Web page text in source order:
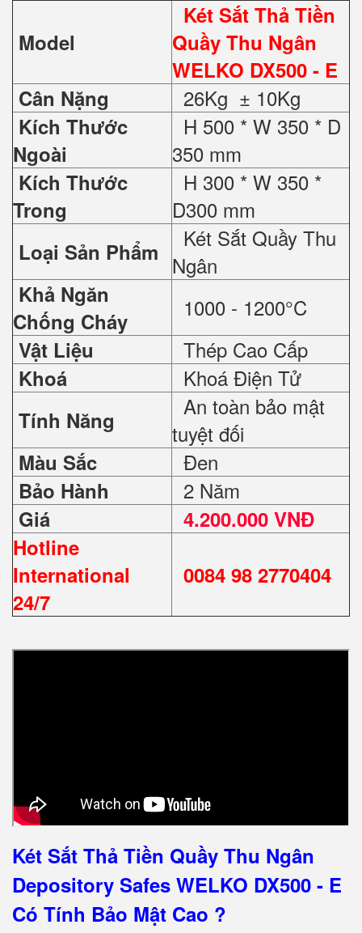
Model
Két Sắt Thả Tiền
Quầy Thu Ngân
WELKO DX500 - E
Cân Nặng
26Kg ± 10Kg
Kích Thước
Ngoài
H 500 * W 350 * D
350 mm
Kích Thước
Trong
H 300 * W 350 *
D300 mm
Loại Sản Phẩm
Két Sắt Quầy Thu
Ngân
Khả Ngăn
Chống Cháy
1000 - 1200°C
Vật Liệu Thép Cao Cấp
Khoá Khoá Điện Tử
Tính Năng
An toàn bảo mật
tuyệt đối
Màu Sắc Đen
Bảo Hành 2 Năm
Giá
4.200.000 VNĐ
Hotline
International
24/7
0084 98 2770404
Két Sắt Thả Tiền Quầy Thu Ngân
Depository Safes WELKO DX500 - E
Có Tính Bảo Mật Cao ?